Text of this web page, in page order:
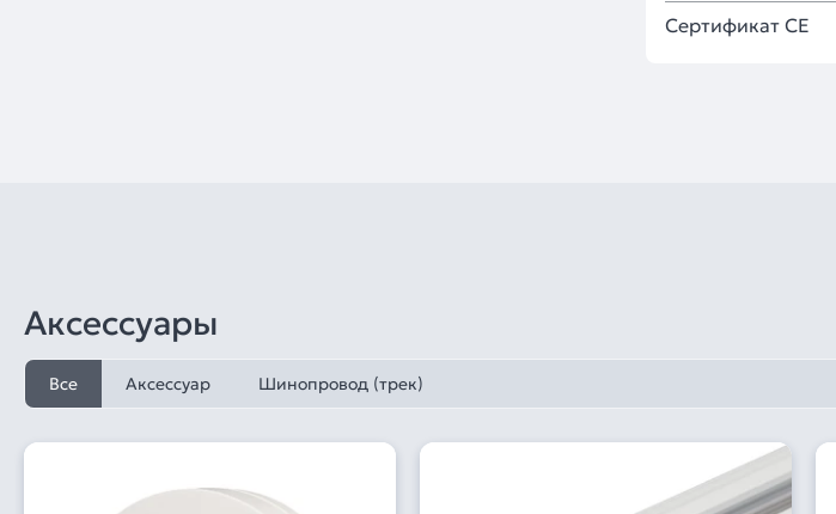
Сертификат CE
Аксессуары
Все Аксессуар Шинопровод (трек)